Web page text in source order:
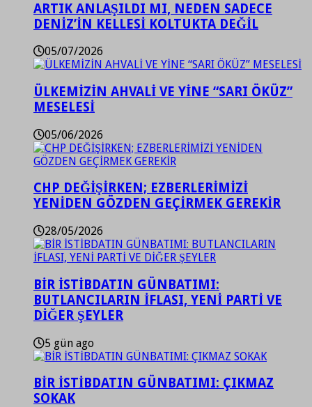
ARTIK ANLAŞILDI MI, NEDEN SADECE
DENİZ’İN KELLESİ KOLTUKTA DEĞİL
05/07/2026
ÜLKEMİZİN AHVALİ VE YİNE “SARI ÖKÜZ”
MESELESİ
05/06/2026
CHP DEĞİŞİRKEN; EZBERLERİMİZİ
YENİDEN GÖZDEN GEÇİRMEK GEREKİR
28/05/2026
BİR İSTİBDATIN GÜNBATIMI:
BUTLANCILARIN İFLASI, YENİ PARTİ VE
DİĞER ŞEYLER
5 gün ago
BİR İSTİBDATIN GÜNBATIMI: ÇIKMAZ
SOKAK